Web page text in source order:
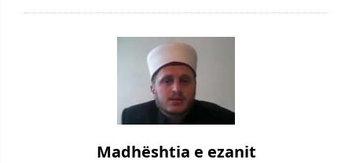
Madhështia e ezanit